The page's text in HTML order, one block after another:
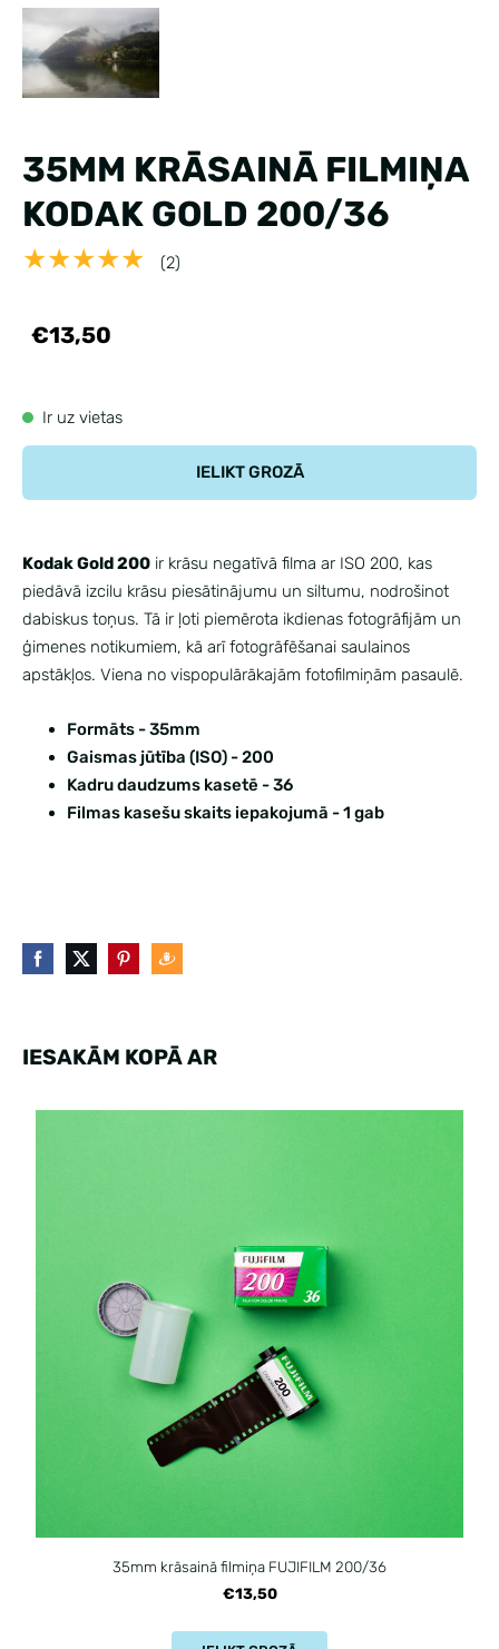
35MM KRĀSAINĀ FILMIŅA
KODAK GOLD 200/36
★★★★★ (2)
€13,50
Ir uz vietas
IELIKT GROZĀ
Kodak Gold 200 ir krāsu negatīvā filma ar ISO 200, kas
piedāvā izcilu krāsu piesātinājumu un siltumu, nodrošinot
dabiskus toņus. Tā ir ļoti piemērota ikdienas fotogrāfijām un
ģimenes notikumiem, kā arī fotogrāfēšanai saulainos
apstākļos. Viena no vispopulārākajām fotofilmiņām pasaulē.
Formāts - 35mm
Gaismas jūtība (ISO) - 200
Kadru daudzums kasetē - 36
Filmas kasešu skaits iepakojumā - 1 gab
IESAKĀM KOPĀ AR
35mm krāsainā filmiņa FUJIFILM 200/36
€13,50